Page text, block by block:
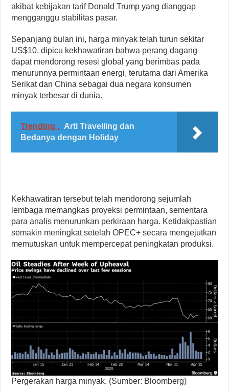
akibat kebijakan tarif Donald Trump yang dianggap
mengganggu stabilitas pasar.
Sepanjang bulan ini, harga minyak telah turun sekitar
US$10, dipicu kekhawatiran bahwa perang dagang
dapat mendorong resesi global yang berimbas pada
menurunnya permintaan energi, terutama dari Amerika
Serikat dan China sebagai dua negara konsumen
minyak terbesar di dunia.
Trending : Arti Travelling dan
Bedanya dengan Holiday
Kekhawatiran tersebut telah mendorong sejumlah
lembaga memangkas proyeksi permintaan, sementara
para analis menurunkan perkiraan harga. Ketidakpastian
semakin meningkat setelah OPEC+ secara mengejutkan
memutuskan untuk mempercepat peningkatan produksi.
Pergerakan harga minyak. (Sumber: B loomberg)